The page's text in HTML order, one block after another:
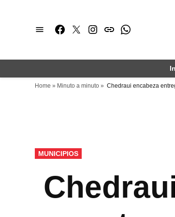
Facebook
TwitterInstagram
issuuWhatsapp
Home » Minuto a minuto » Chedraui encabeza
PUBLICADO
EN
MUNICIPIOS